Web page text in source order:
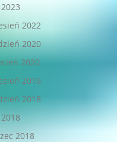
2022
2020
2020
2019
2018
2018